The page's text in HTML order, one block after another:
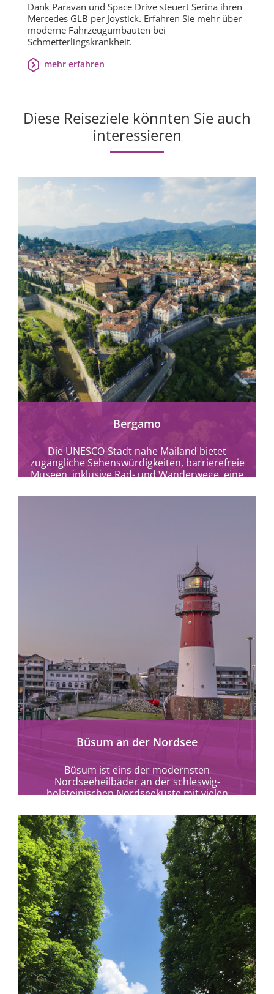
Dank Paravan und Space Drive steuert Serina ihren
Mercedes GLB per Joystick. Erfahren Sie mehr über
moderne Fahrzeugumbauten bei
Schmetterlingskrankheit.
mehr erfahren
Diese Reiseziele könnten Sie auch
interessieren
Bergamo
Die UNESCO-Stadt nahe Mailand bietet
zugängliche Sehenswürdigkeiten, barrierefreie
Museen, inklusive Rad- und Wanderwege, eine
mehr erfahren
Büsum an der Nordsee
Büsum ist eins der modernsten
Nordseeheilbäder an der schleswig-
holsteinischen Nordseeküste mit vielen